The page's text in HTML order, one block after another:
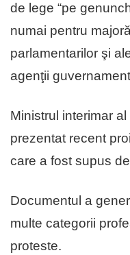
de lege “pe
numai pentru
parlamentarilor şi
agenţii
Ministrul interimar
prezentat recent
care a fost supus
Documentul a
multe categorii
proteste.